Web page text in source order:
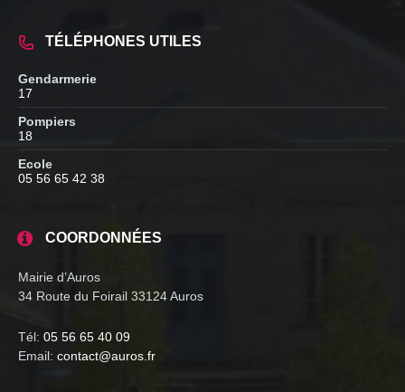
TÉLÉPHONES UTILES
Gendarmerie
17
Pompiers
18
Ecole
05 56 65 42 38
COORDONNÉES
Mairie d’Auros
34 Route du Foirail 33124 Auros
Tél: 05 56 65 40 09
Email: contact@auros.fr